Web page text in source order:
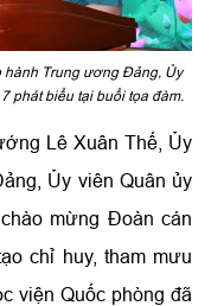
hành Trung ương Đảng, Ủy
phát biểu tại buổi tọa đàm.
Lê Xuân Thế, Ủy
Ủy viên Quân ủy
mừng Đoàn cán
chỉ huy, tham mưu
viện Quốc phòng đã